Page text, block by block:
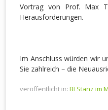
Vortrag von Prof. Max
Herausforderungen.
Im Anschluss würden wir
Sie zahlreich – die
veröffentlicht in: BI Stanz im